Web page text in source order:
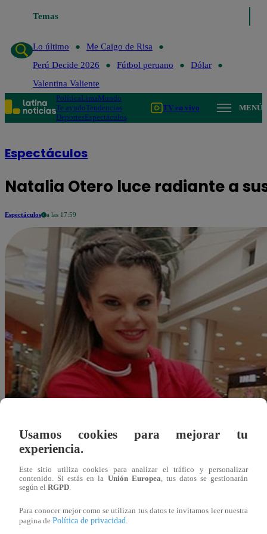
Temas
Lo último
Me Caigo de Risa
Perú Decide 2026
Fútbol peruano
Dólar
Valentina Valiente
PolíticaLimaMundo
Te ayudoTendencias
DeportesEspectáculos
TV en vivo MENÚ
Espectáculos
Natalia Otero luce radiante a
Espectáculos a las 17:59
Redacción Latina
03 de diciembre 2018
Usamos cookies para mejorar tu
experiencia.
Este sitio utiliza cookies para analizar el tráfico y personalizar
contenido. Si estás en la Unión Europea, tus datos se gestionarán
según el RGPD.
Para conocer mejor como se utilizan tus datos te invitamos leer nuestra
pagina de Política de privacidad.